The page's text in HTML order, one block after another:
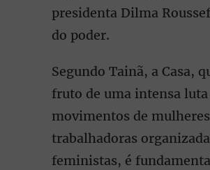
presidenta Dilma
do poder.
Segundo Tainã, a Casa,
fruto de uma intensa luta
movimentos de mulheres
trabalhadoras
feministas, é